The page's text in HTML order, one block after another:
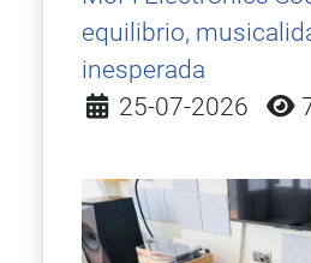
equilibrio,
inesperada
Detalles
25-07-2026